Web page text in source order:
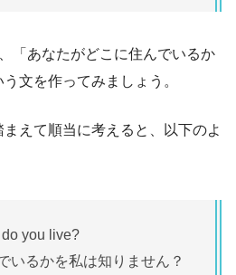
「あなたがどこに住んでいるか
文を作ってみましょう。
えて順当に考えると、以下のよ
do you live?
いるかを私は知りません？